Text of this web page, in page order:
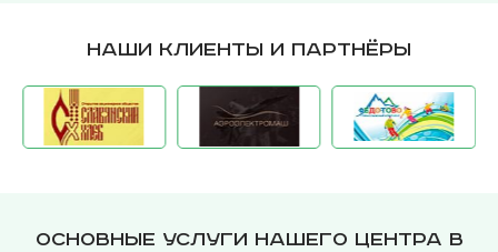
Наши клиенты и партнёры
Основные услуги нашего центра в